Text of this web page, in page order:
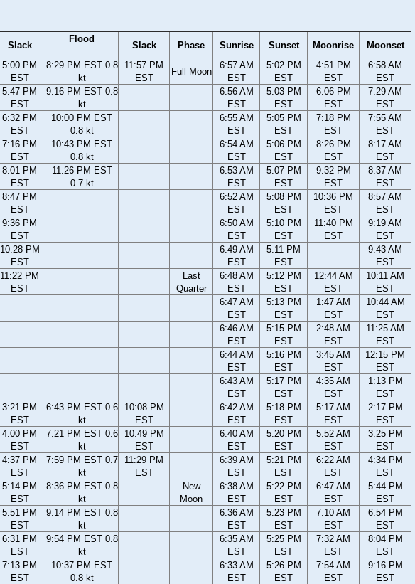
Slack
Flood
Slack Phase Sunrise Sunset Moonrise
Moonset
5:00 PM
EST
8:29 PM EST 0.8
kt
11:57 PM
EST
Full Moon
6:57 AM
EST
5:02 PM
EST
4:51 PM
EST
6:58 AM
EST
5:47 PM
EST
9:16 PM EST 0.8
kt
6:56 AM
EST
5:03 PM
EST
6:06 PM
EST
7:29 AM
EST
6:32 PM
EST
10:00 PM EST
0.8 kt
6:55 AM
EST
5:05 PM
EST
7:18 PM
EST
7:55 AM
EST
7:16 PM
EST
10:43 PM EST
0.8 kt
6:54 AM
EST
5:06 PM
EST
8:26 PM
EST
8:17 AM
EST
8:01 PM
EST
11:26 PM EST
0.7 kt
6:53 AM
EST
5:07 PM
EST
9:32 PM
EST
8:37 AM
EST
8:47 PM
EST
6:52 AM
EST
5:08 PM
EST
10:36 PM
EST
8:57 AM
EST
9:36 PM
EST
6:50 AM
EST
5:10 PM
EST
11:40 PM
EST
9:19 AM
EST
10:28 PM
EST
6:49 AM
EST
5:11 PM
EST
9:43 AM
EST
11:22 PM
EST
Last
Quarter
6:48 AM
EST
5:12 PM
EST
12:44 AM
EST
10:11 AM
EST
6:47 AM
EST
5:13 PM
EST
1:47 AM
EST
10:44 AM
EST
6:46 AM
EST
5:15 PM
EST
2:48 AM
EST
11:25 AM
EST
6:44 AM
EST
5:16 PM
EST
3:45 AM
EST
12:15 PM
EST
6:43 AM
EST
5:17 PM
EST
4:35 AM
EST
1:13 PM
EST
3:21 PM
EST
6:43 PM EST 0.6
kt
10:08 PM
EST
6:42 AM
EST
5:18 PM
EST
5:17 AM
EST
2:17 PM
EST
4:00 PM
EST
7:21 PM EST 0.6
kt
10:49 PM
EST
6:40 AM
EST
5:20 PM
EST
5:52 AM
EST
3:25 PM
EST
4:37 PM
EST
7:59 PM EST 0.7
kt
11:29 PM
EST
6:39 AM
EST
5:21 PM
EST
6:22 AM
EST
4:34 PM
EST
5:14 PM
EST
8:36 PM EST 0.8
kt
New
Moon
6:38 AM
EST
5:22 PM
EST
6:47 AM
EST
5:44 PM
EST
5:51 PM
EST
9:14 PM EST 0.8
kt
6:36 AM
EST
5:23 PM
EST
7:10 AM
EST
6:54 PM
EST
6:31 PM
EST
9:54 PM EST 0.8
kt
6:35 AM
EST
5:25 PM
EST
7:32 AM
EST
8:04 PM
EST
7:13 PM
EST
10:37 PM EST
0.8 kt
6:33 AM
EST
5:26 PM
EST
7:54 AM
EST
9:16 PM
EST